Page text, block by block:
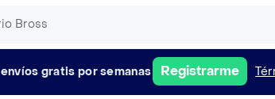
envíos gratis por semanas Registrarme